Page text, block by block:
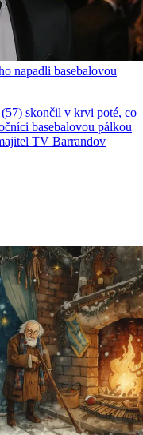
napadli basebalovou
skončil v krvi poté, co
basebalovou pálkou
TV Barrandov